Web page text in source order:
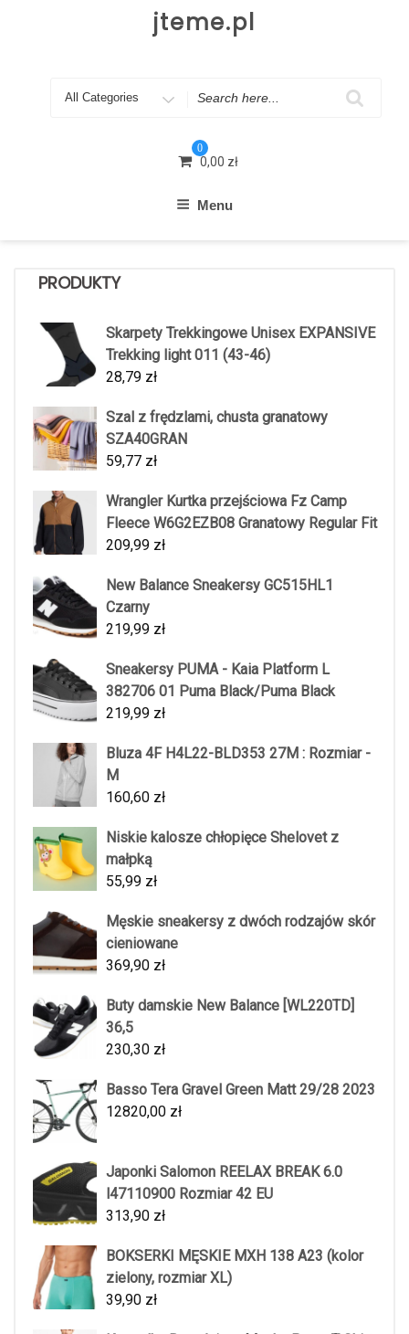
jteme.pl
Search
0
0,00 zł
Menu
PRODUKTY
Skarpety Trekkingowe Unisex EXPANSIVE
Trekking light 011 (43-46)
28,79 zł
Szal z frędzlami, chusta granatowy
SZA40GRAN
59,77 zł
Wrangler Kurtka przejściowa Fz Camp
Fleece W6G2EZB08 Granatowy Regular Fit
209,99 zł
New Balance Sneakersy GC515HL1
Czarny
219,99 zł
Sneakersy PUMA - Kaia Platform L
382706 01 Puma Black/Puma Black
219,99 zł
Bluza 4F H4L22-BLD353 27M : Rozmiar -
M
160,60 zł
Niskie kalosze chłopięce Shelovet z
małpką
55,99 zł
Męskie sneakersy z dwóch rodzajów skór
cieniowane
369,90 zł
Buty damskie New Balance [WL220TD]
36,5
230,30 zł
Basso Tera Gravel Green Matt 29/28 2023
12820,00 zł
Japonki Salomon REELAX BREAK 6.0
l47110900 Rozmiar 42 EU
313,90 zł
BOKSERKI MĘSKIE MXH 138 A23 (kolor
zielony, rozmiar XL)
39,90 zł